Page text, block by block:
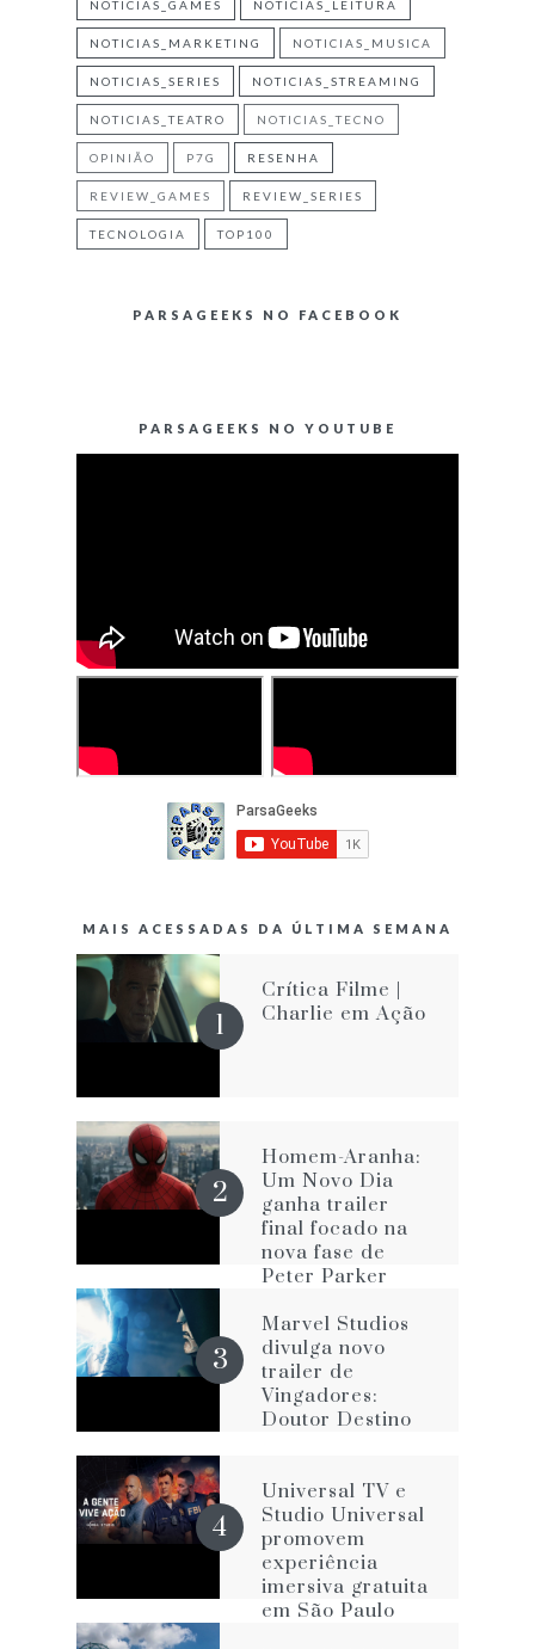
NOTICIAS_GAMES NOTICIAS_LEITURA
NOTICIAS_MARKETING NOTICIAS_MUSICA
NOTICIAS_SERIES NOTICIAS_STREAMING
NOTICIAS_TEATRO NOTICIAS_TECNO
OPINIÃO P7G RESENHA
REVIEW_GAMES REVIEW_SERIES
TECNOLOGIA TOP100
PARSAGEEKS NO FACEBOOK
PARSAGEEKS NO YOUTUBE
MAIS ACESSADAS DA ÚLTIMA SEMANA
Crítica Filme |
Charlie em Ação
Homem-Aranha:
Um Novo Dia
ganha trailer
final focado na
nova fase de
Peter Parker
Marvel Studios
divulga novo
trailer de
Vingadores:
Doutor Destino
Universal TV e
Studio Universal
promovem
experiência
imersiva gratuita
em São Paulo